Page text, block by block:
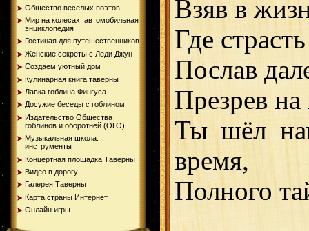
Общество веселых поэтов
Мир на колесах: автомобильная
энциклопедия
Гостиная для путешественников
Женские секреты с Леди Джун
Создаем уютный дом
Кулинарная книга таверны
Лавка гоблина Фингуса
Досужие беседы с гоблином
Издательство Общества
гоблинов и оборотней (ОГО)
Музыкальная школа:
инструменты
Концертная площадка Таверны
Видео в дорогу
Галерея Таверны
Карта страны Интернет
Онлайн игры
Взяв в
Где
Послав
Презрев на
Ты шёл
время,
Полного